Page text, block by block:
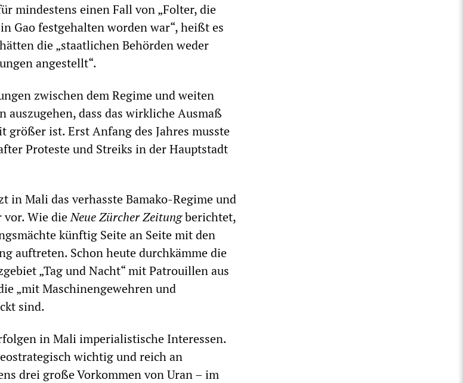
mindestens einen Fall von „Folter, die
Gao festgehalten worden war“, heißt es
die „staatlichen Behörden weder
angestellt“.
zwischen dem Regime und weiten
auszugehen, dass das wirkliche Ausmaß
größer ist. Erst Anfang des Jahres musste
Proteste und Streiks in der Hauptstadt
in Mali das verhasste Bamako-Regime und
vor. Wie dieNeue Zürcher Zeitungberichtet,
künftig Seite an Seite mit den
auftreten. Schon heute durchkämme die
„Tag und Nacht“ mit Patrouillen aus
„mit Maschinengewehren und
sind.
in Mali imperialistische Interessen.
wichtig und reich an
drei große Vorkommen von Uran – im